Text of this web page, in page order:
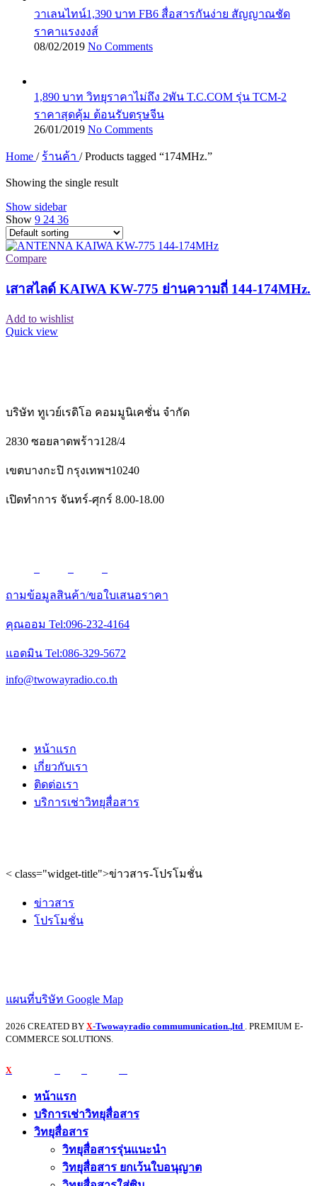
วาเลนไทน์1,390 บาท FB6 สื่อสารกันง่าย สัญญาณชัด
ราคาแรงงงส์
08/02/2019 No Comments
1,890 บาท วิทยุราคาไม่ถึง 2พัน T.C.COM รุ่น TCM-2
ราคาสุดคุ้ม ต้อนรับตรุษจีน
26/01/2019 No Comments
Home / ร้านค้า / Products tagged “174MHz.”
Showing the single result
Show sidebar
Show 9 24 36
Compare
เสาสไลด์ KAIWA KW-775 ย่านความถี่ 144-174MHz.
Add to wishlist
Quick view
บริษัท ทูเวย์เรดิโอ คอมมูนิเคชั่น จำกัด
2830 ซอยลาดพร้าว128/4
เขตบางกะปิ กรุงเทพฯ10240
เปิดทำการ จันทร์-ศุกร์ 8.00-18.00
ถามข้อมูลสินค้า/ขอใบเสนอราคา
คุณออม Tel:096-232-4164
แอดมิน Tel:086-329-5672
info@twowayradio.co.th
หน้าแรก
เกี่ยวกับเรา
ติดต่อเรา
บริการเช่าวิทยุสื่อสาร
< class="widget-title">ข่าวสาร-โปรโมชั่น
ข่าวสาร
โปรโมชั่น
แผนที่บริษัท Google Map
2026 CREATED BY X-Twowayradio commumunication.,ltd . PREMIUM E-
COMMERCE SOLUTIONS.
X
หน้าแรก
บริการเช่าวิทยุสื่อสาร
วิทยุสื่อสาร
วิทยุสื่อสารรุ่นแนะนำ
วิทยุสื่อสาร ยกเว้นใบอนุญาต